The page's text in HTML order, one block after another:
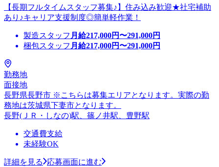
【長期フルタイムスタッフ募集♪】住み込み歓迎★社宅補助
あり♪キャリア支援制度◎簡単軽作業！
製造スタッフ 月給217,000円〜291,000円
梱包スタッフ 月給217,000円〜291,000円
勤務地
面接地
長野県長野市 ※こちらは募集エリアとなります。実際の勤
務地は茨城県下妻市となります。
長野(ＪＲ・しなの)駅、篠ノ井駅、豊野駅
交通費支給
未経験OK
詳細を見る
応募画面に進む